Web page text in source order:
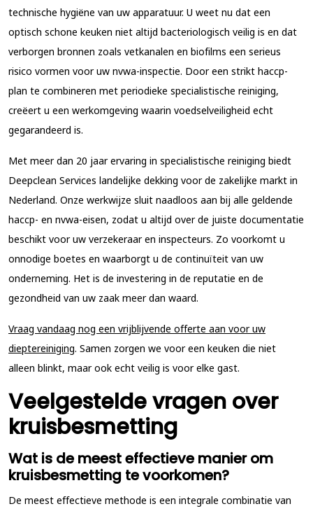
technische hygiëne van uw apparatuur. U weet nu dat een
optisch schone keuken niet altijd bacteriologisch veilig is en dat
verborgen bronnen zoals vetkanalen en biofilms een serieus
risico vormen voor uw nvwa-inspectie. Door een strikt haccp-
plan te combineren met periodieke specialistische reiniging,
creëert u een werkomgeving waarin voedselveiligheid echt
gegarandeerd is.
Met meer dan 20 jaar ervaring in specialistische reiniging biedt
Deepclean Services landelijke dekking voor de zakelijke markt in
Nederland. Onze werkwijze sluit naadloos aan bij alle geldende
haccp- en nvwa-eisen, zodat u altijd over de juiste documentatie
beschikt voor uw verzekeraar en inspecteurs. Zo voorkomt u
onnodige boetes en waarborgt u de continuïteit van uw
onderneming. Het is de investering in de reputatie en de
gezondheid van uw zaak meer dan waard.
Vraag vandaag nog een vrijblijvende offerte aan voor uw
dieptereiniging. Samen zorgen we voor een keuken die niet
alleen blinkt, maar ook echt veilig is voor elke gast.
Veelgestelde vragen over
kruisbesmetting
Wat is de meest effectieve manier om
kruisbesmetting te voorkomen?
De meest effectieve methode is een integrale combinatie van